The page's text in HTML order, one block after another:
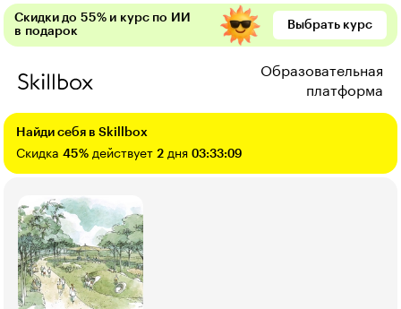
Скидки до 55% и курс по ИИ
в подарок
Выбрать курс
Образовательная
платформа
Найди себя в Skillbox
Скидка 45% действует 2 дня 03:33:08